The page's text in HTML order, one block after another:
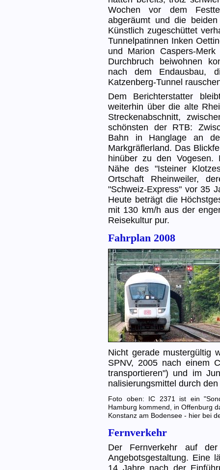
Wochen vor dem
abgeräumt und die
Künstlich zugeschüttet
Tunnelpatinnen Inken
und Marion Caspers-
Durchbruch beiwohnen
nach dem Endausbau,
Katzenberg-Tunnel
Dem Berichterstatter
weiterhin über die alte
Streckenabschnitt,
schönsten der RTB:
Bahn in Hanglage an
Markgräflerland. Das
hinüber zu den Vogesen.
Nähe des "Isteiner
Ortschaft Rheinweiler,
"Schweiz-Express" vor 35
Heute beträgt die
mit 130 km/h aus der
Reisekultur pur.
Fahrplan 2008
Nicht gerade mustergültig
SPNV, 2005 nach einem
transportieren") und im
nalisierungsmittel durch
Foto oben: IC 2371 ist ein
Hamburg kommend, in Offenburg
Konstanz am Bodensee - hier bei
Fernverkehr
Der Fernverkehr auf
Angebotsgestaltung. Eine
14 Jahre nach der